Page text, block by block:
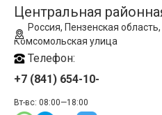
Центральная
Россия, Пензенская
Комсомольская улица
Телефон:
+7 (841) 654-10-
Вт-вс: 08:00—18:00